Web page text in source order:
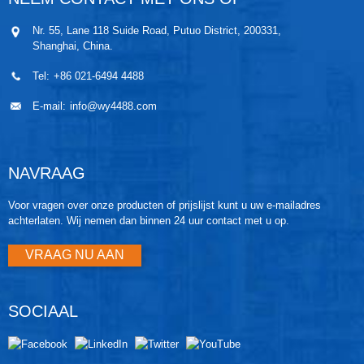
sensorelektronica. De elektrische signalen van de
sensormodule worden doorgegeven aan de
uitgangselektronica in de elektronica-behuizing. De
uitgangselektronica, de knoppen voor lokale nul- en
Nr. 55, Lane 118 Suide Road, Putuo District, 200331,
Shanghai, China.
Tel: +86 021-6494 4488
E-mail: info@wy4488.com
NAVRAAG
Voor vragen over onze producten of prijslijst kunt u uw e-mailadres
achterlaten. Wij nemen dan binnen 24 uur contact met u op.
VRAAG NU AAN
SOCIAAL